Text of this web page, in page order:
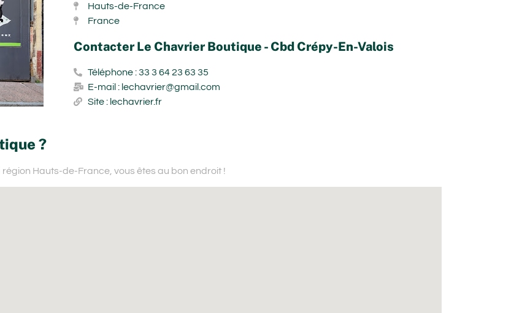
Hauts-de-France
France
Contacter Le Chavrier Boutique - Cbd Crépy-En-Valois
Téléphone : 33 3 64 23 63 35
E-mail : lechavrier@gmail.com
Site : lechavrier.fr
?
région Hauts-de-France, vous êtes au bon endroit !